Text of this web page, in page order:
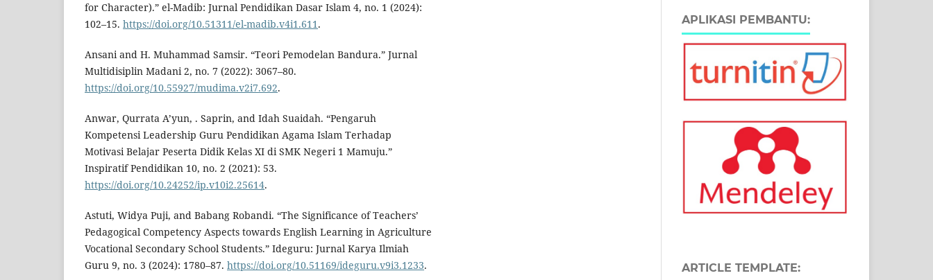
for Character).” el-Madib: Jurnal Pendidikan Dasar Islam 4, no. 1 (2024):
102–15. https://doi.org/10.51311/el-madib.v4i1.611.
Ansani and H. Muhammad Samsir. “Teori Pemodelan Bandura.” Jurnal
Multidisiplin Madani 2, no. 7 (2022): 3067–80.
https://doi.org/10.55927/mudima.v2i7.692.
Anwar, Qurrata A’yun, . Saprin, and Idah Suaidah. “Pengaruh
Kompetensi Leadership Guru Pendidikan Agama Islam Terhadap
Motivasi Belajar Peserta Didik Kelas XI di SMK Negeri 1 Mamuju.”
Inspiratif Pendidikan 10, no. 2 (2021): 53.
https://doi.org/10.24252/ip.v10i2.25614.
Astuti, Widya Puji, and Babang Robandi. “The Significance of Teachers’
Pedagogical Competency Aspects towards English Learning in Agriculture
Vocational Secondary School Students.” Ideguru: Jurnal Karya Ilmiah
Guru 9, no. 3 (2024): 1780–87. https://doi.org/10.51169/ideguru.v9i3.1233.
APLIKASI PEMBANTU:
ARTICLE TEMPLATE: